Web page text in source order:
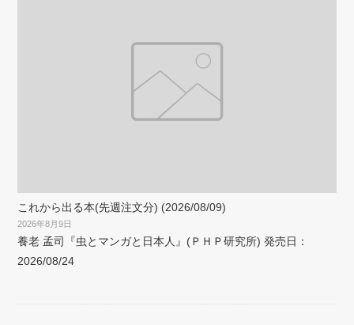
これから出る本(先週注文分) (2026/08/09)
2026年8月9日
養老 孟司『虫とマンガと日本人』(ＰＨＰ研究所) 発売日：
2026/08/24